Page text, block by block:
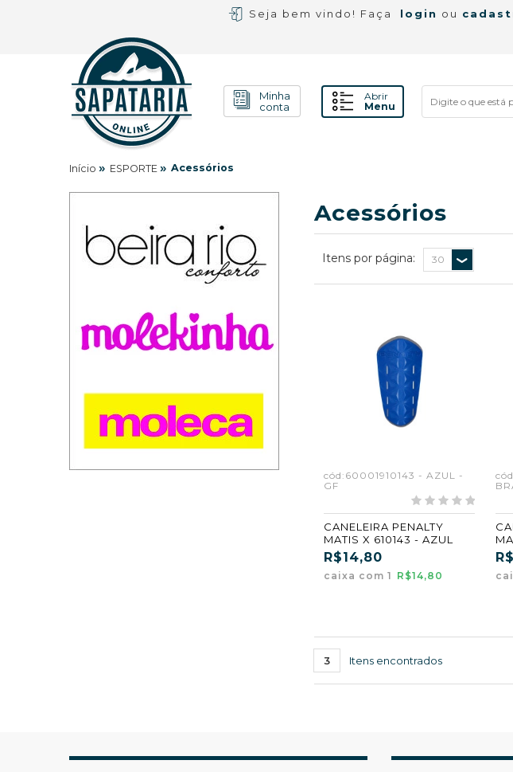
Seja bem vindo! Faça login ou
Minha
conta
Abrir
Menu
Início » ESPORTE » Acessórios
Acessórios
Itens por página:
cód:60001910143 - AZUL -
GF
CANELEIRA PENALTY
MATIS X 610143 - AZUL
R$14,80
caixa com 1 R$14,80
3 Itens encontrados